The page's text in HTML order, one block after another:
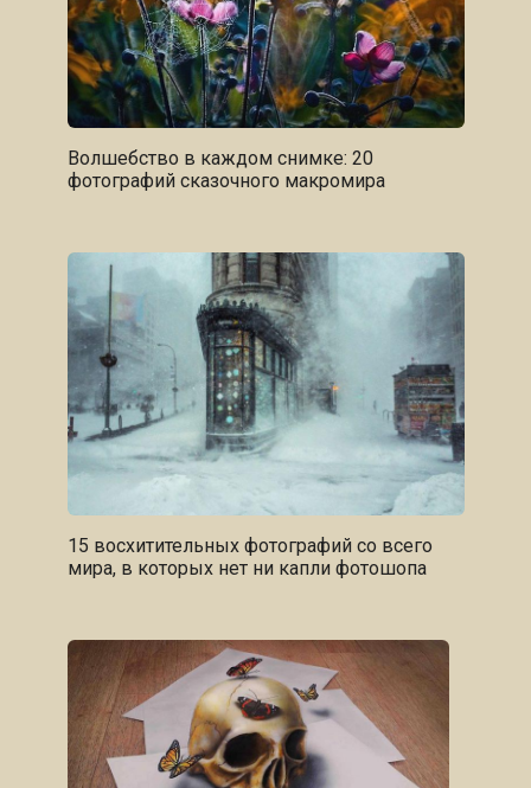
Волшебство в каждом снимке: 20
фотографий сказочного макромира
15 восхитительных фотографий со всего
мира, в которых нет ни капли фотошопа